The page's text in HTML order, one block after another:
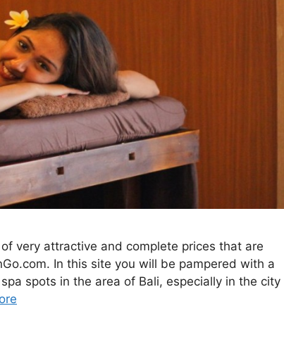
very attractive and complete prices that are
In this site you will be pampered with a
spots in the area of ​​Bali, especially in the city